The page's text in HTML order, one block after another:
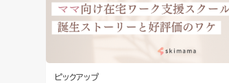
ピックアップ